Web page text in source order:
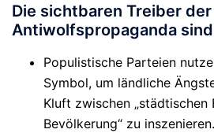
Die sichtbaren Treiber der
Antiwolfspropaganda
Populistische Parteien
Symbol, um ländliche
Kluft zwischen „städtischen
Bevölkerung“ zu inszenieren.